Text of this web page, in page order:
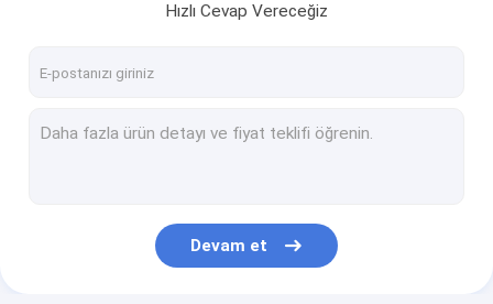
Kullanılmış Dairesel Dokuma
Kullanılan Ekstrüzyon Kaplama Laminasyon hattı
Kullanılmış sarma makinesi
Hızlı Cevap Vereceğiz
Devam et